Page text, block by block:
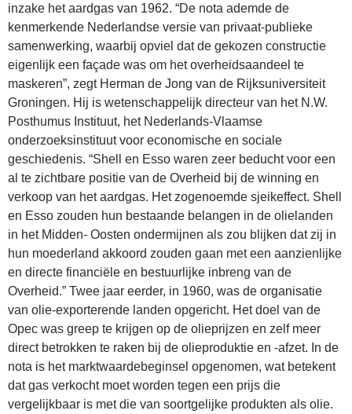
inzake het aardgas van 1962. “De nota ademde de
kenmerkende Nederlandse versie van privaat-publieke
samenwerking, waarbij opviel dat de gekozen constructie
eigenlijk een façade was om het overheidsaandeel te
maskeren”, zegt Herman de Jong van de Rijksuniversiteit
Groningen. Hij is wetenschappelijk directeur van het N.W.
Posthumus Instituut, het Nederlands-Vlaamse
onderzoeksinstituut voor economische en sociale
geschiedenis. “Shell en Esso waren zeer beducht voor een
al te zichtbare positie van de Overheid bij de winning en
verkoop van het aardgas. Het zogenoemde sjeikeffect. Shell
en Esso zouden hun bestaande belangen in de olielanden
in het Midden- Oosten ondermijnen als zou blijken dat zij in
hun moederland akkoord zouden gaan met een aanzienlijke
en directe financiële en bestuurlijke inbreng van de
Overheid.” Twee jaar eerder, in 1960, was de organisatie
van olie-exporterende landen opgericht. Het doel van de
Opec was greep te krijgen op de olieprijzen en zelf meer
direct betrokken te raken bij de olieproduktie en -afzet. In de
nota is het marktwaardebeginsel opgenomen, wat betekent
dat gas verkocht moet worden tegen een prijs die
vergelijkbaar is met die van soortgelijke produkten als olie.